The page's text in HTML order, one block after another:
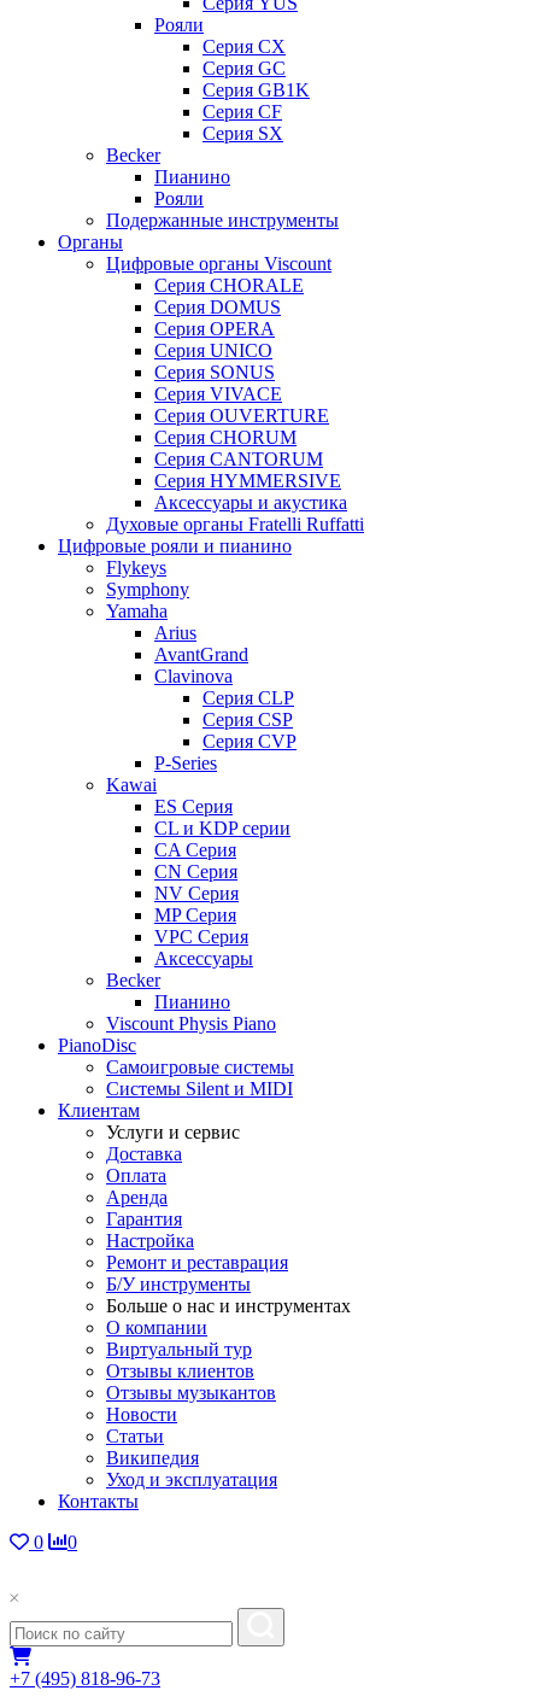
Рояли
Серия CX
Серия GC
Серия GB1K
Серия CF
Серия SX
Becker
Пианино
Рояли
Подержанные инструменты
Органы
Цифровые органы Viscount
Серия CHORALE
Серия DOMUS
Серия OPERA
Серия UNICO
Серия SONUS
Серия VIVACE
Серия OUVERTURE
Серия CHORUM
Серия CANTORUM
Серия HYMMERSIVE
Аксессуары и акустика
Духовые органы Fratelli Ruffatti
Цифровые рояли и пианино
Flykeys
Symphony
Yamaha
Arius
AvantGrand
Clavinova
Серия CLP
Серия CSP
Серия CVP
P-Series
Kawai
ES Серия
CL и KDP серии
CA Серия
CN Серия
NV Серия
MP Серия
VPC Серия
Аксессуары
Becker
Пианино
Viscount Physis Piano
PianoDisc
Самоигровые системы
Системы Silent и MIDI
Клиентам
Услуги и сервис
Доставка
Оплата
Аренда
Гарантия
Настройка
Ремонт и реставрация
Б/У инструменты
Больше о нас и инструментах
О компании
Виртуальный тур
Отзывы клиентов
Отзывы музыкантов
Новости
Статьи
Википедия
Уход и эксплуатация
Контакты
0
0
+7 (495) 818-96-73